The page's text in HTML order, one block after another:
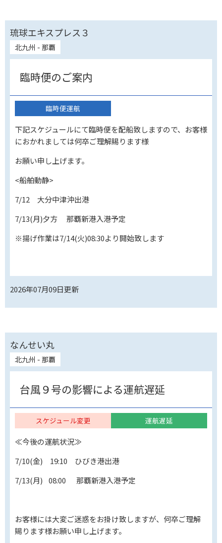
琉球エキスプレス３
北九州 - 那覇
臨時便のご案内
臨時便運航
下記スケジュールにて臨時便を配船致しますので、お客様
におかれましては何卒ご理解賜ります様
お願い申し上げます。
<船舶動静>
7/12 大分中津沖出港
7/13(月)夕方 那覇新港入港予定
※揚げ作業は7/14(火)08:30より開始致します
2026年07月09日更新
なんせい丸
北九州 - 那覇
台風９号の影響による運航遅延
スケジュール変更 運航遅延
≪今後の運航状況≫
7/10(金) 19:10 ひびき港出港
7/13(月) 08:00 那覇新港入港予定
お客様には大変ご迷惑をお掛け致しますが、何卒ご理解
賜ります様お願い申し上げます。